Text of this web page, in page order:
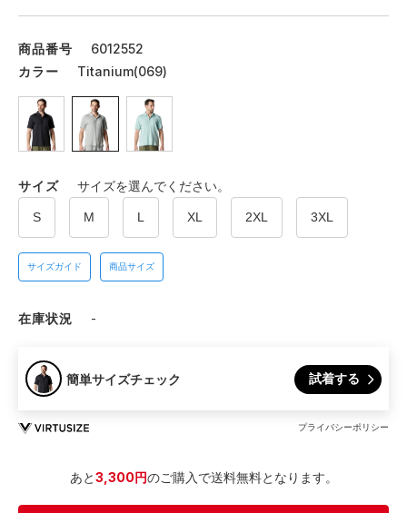
商品番号
6012552
カラー
Titanium(069)
サイズ サイズを選んでください。
S M L XL 2XL 3XL
サイズガイド 商品サイズ
在庫状況 -
簡単サイズチェック 試着する
プライバシーポリシー
あと3,300円のご購入で送料無料となります。